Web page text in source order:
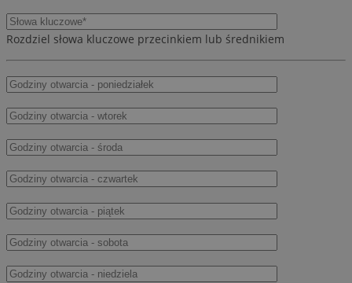
Rozdziel słowa kluczowe przecinkiem lub średnikiem